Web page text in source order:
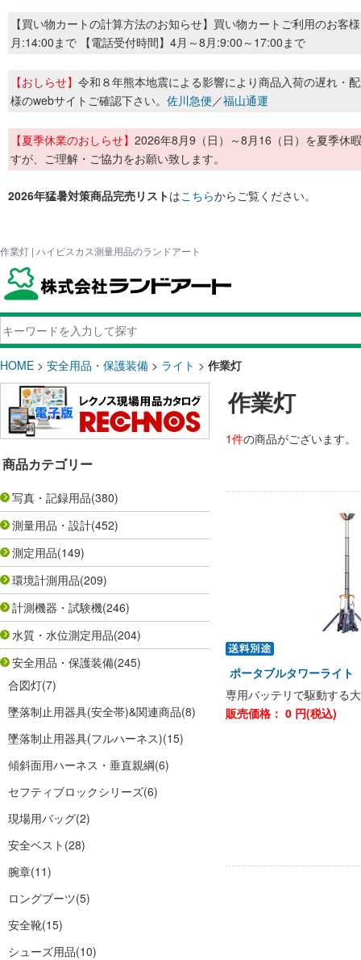
【買い物カートの計算方法のお知らせ】買い物カートご利用のお客
月:14:00まで 【電話受付時間】4月～8月:9:00～17:00まで
【おしらせ】 令和８年熊本地震による影響により商品入荷の遅れ・
様のwebサイトご確認下さい。 佐川急便／福山通運
【夏季休業のおしらせ】 2026年8月9（日）～8月16（日）を夏季休
すが、ご理解・ご協力をお願い致します。
2026年猛暑対策商品完売リストはこちらからご覧ください。
作業灯 | ハイビスカス測量用品のランドアート
HOME > 安全用品・保護装備 > ライト > 作業灯
商品カテゴリー
写真・記録用品(380)
測量用品・設計(452)
測定用品(149)
環境計測用品(209)
計測機器・試験機(246)
水質・水位測定用品(204)
安全用品・保護装備(245)
合図灯(7)
墜落制止用器具(安全帯)&関連商品(8)
墜落制止用器具(フルハーネス)(15)
傾斜面用ハーネス・垂直親綱(6)
セフティブロックシリーズ(6)
現場用バッグ(2)
安全ベスト (28)
腕章(11)
ロングブーツ(5)
安全靴(15)
シューズ用品(10)
作業灯
1件の商品がございます。
ポータブルタワーラ
専用バッテリで駆動する
販売価格： 0 円(税込)